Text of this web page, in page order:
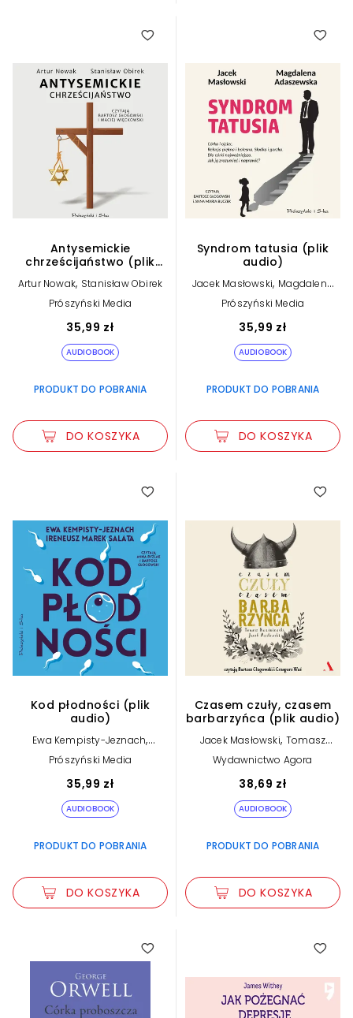
Antysemickie
chrześcijaństwo (plik
Artur Nowak, Stanisław Obirek
Prószyński Media
35,99 zł
AUDIOBOOK
PRODUKT DO POBRANIA
DO KOSZYKA
Syndrom tatusia (plik
audio)
Jacek Masłowski, Magdalena
Adaszewska
Prószyński Media
35,99 zł
AUDIOBOOK
PRODUKT DO POBRANIA
DO KOSZYKA
Kod płodności (plik
audio)
Ewa Kempisty-Jeznach,
Ireneusz Marek Salata
Prószyński Media
35,99 zł
AUDIOBOOK
PRODUKT DO POBRANIA
DO KOSZYKA
Czasem czuły, czasem
barbarzyńca (plik audio)
Jacek Masłowski, Tomasz
Kwaśniewski
Wydawnictwo Agora
38,69 zł
AUDIOBOOK
PRODUKT DO POBRANIA
DO KOSZYKA